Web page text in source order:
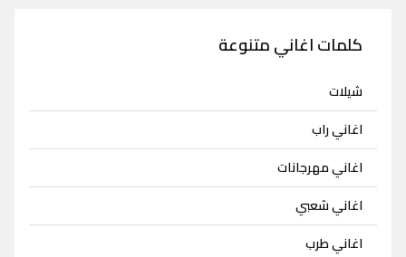
كلمات اغاني متنوعة
شيلات
اغاني راب
اغاني مهرجانات
اغاني شعبي
اغاني طرب